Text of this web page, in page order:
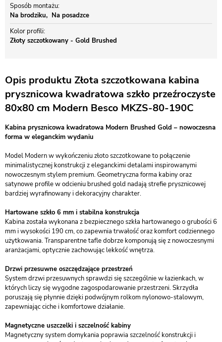
Sposób montażu
Na brodziku
Na posadzce
Kolor profili
Złoty szczotkowany - Gold Brushed
Opis produktu Złota szczotkowana kabina
prysznicowa kwadratowa szkło przeźroczyste
80x80 cm Modern Besco MKZS-80-190C
Kabina prysznicowa kwadratowa Modern Brushed Gold – nowoczesna
forma w eleganckim wydaniu
Model Modern w wykończeniu złoto szczotkowane to połączenie
minimalistycznej konstrukcji z eleganckimi detalami inspirowanymi
nowoczesnym stylem premium. Geometryczna forma kabiny oraz
satynowe profile w odcieniu brushed gold nadają strefie prysznicowej
bardziej wyrafinowany i dekoracyjny charakter.
Hartowane szkło 6 mm i stabilna konstrukcja
Kabina została wykonana z bezpiecznego szkła hartowanego o grubości 6
mm i wysokości 190 cm, co zapewnia trwałość oraz komfort codziennego
użytkowania. Transparentne tafle dobrze komponują się z nowoczesnymi
aranżacjami, optycznie zachowując lekkość wnętrza.
Drzwi przesuwne oszczędzające przestrzeń
System drzwi przesuwnych sprawdzi się szczególnie w łazienkach, w
których liczy się wygodne zagospodarowanie przestrzeni. Skrzydła
poruszają się płynnie dzięki podwójnym rolkom nylonowo-stalowym,
zapewniając ciche i komfortowe działanie.
Magnetyczne uszczelki i szczelność kabiny
Magnetyczny system domykania poprawia szczelność konstrukcji i